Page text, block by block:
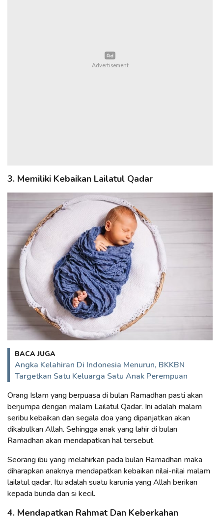
3. Memiliki Kebaikan Lailatul Qadar
BACA JUGA
Angka Kelahiran Di Indonesia Menurun, BKKBN
Targetkan Satu Keluarga Satu Anak Perempuan
Orang Islam yang berpuasa di bulan Ramadhan pasti akan
berjumpa dengan malam Lailatul Qadar. Ini adalah malam
seribu kebaikan dan segala doa yang dipanjatkan akan
dikabulkan Allah. Sehingga anak yang lahir di bulan
Ramadhan akan mendapatkan hal tersebut.
Seorang ibu yang melahirkan pada bulan Ramadhan maka
diharapkan anaknya mendapatkan kebaikan nilai-nilai malam
lailatul qadar. Itu adalah suatu karunia yang Allah berikan
kepada bunda dan si kecil.
4. Mendapatkan Rahmat Dan Keberkahan